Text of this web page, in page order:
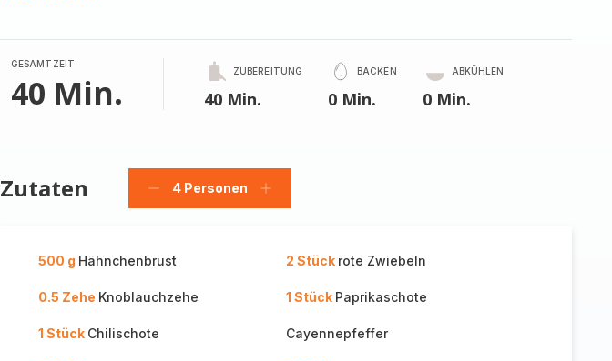
GESAMTZEIT
40 Min.
ZUBEREITUNG
40 Min.
BACKEN
0 Min.
ABKÜHLEN
0 Min.
Zutaten
Personen
4 Personen
Personen
500 g Hähnchenbrust 2 Stück rote Zwiebeln
0.5 Zehe Knoblauchzehe 1 Stück Paprikaschote
1 Stück Chilischote Cayennepfeffer